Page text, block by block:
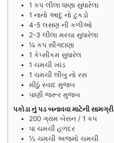
1 કપ લીલા ધાણા સુધારેલા
1 નાનો આદુ નો ટુકડો
4-5 લસણ ની કળીઓ
2-3 લીલા મરચા સુધારેલા
¼ કપ સીંગદાણા
1 કેપ્સીકમ સુધારેલ
1 ચમચી ખાંડ
1 ચમચી લીંબુ નો રસ
મીઠું સ્વાદ મુજબ
પાણી જરૂર મુજબ
પકોડા નું પડ બનાવવા માટેની સામગ્રી
200 ગ્રામ બેસન / 1 કપ
પા ચમચી હળદર
½ ચમચી અજમો ચમચી